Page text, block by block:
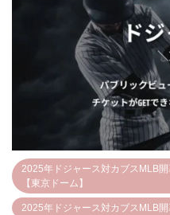
2025年ドジャース対カブスMLB
【東京ドーム】
2025年ドジャース対カブスMLB開